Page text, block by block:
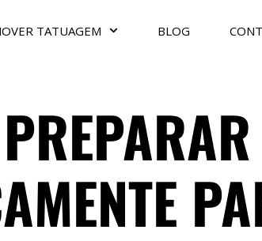
TATUAGEM BLOG